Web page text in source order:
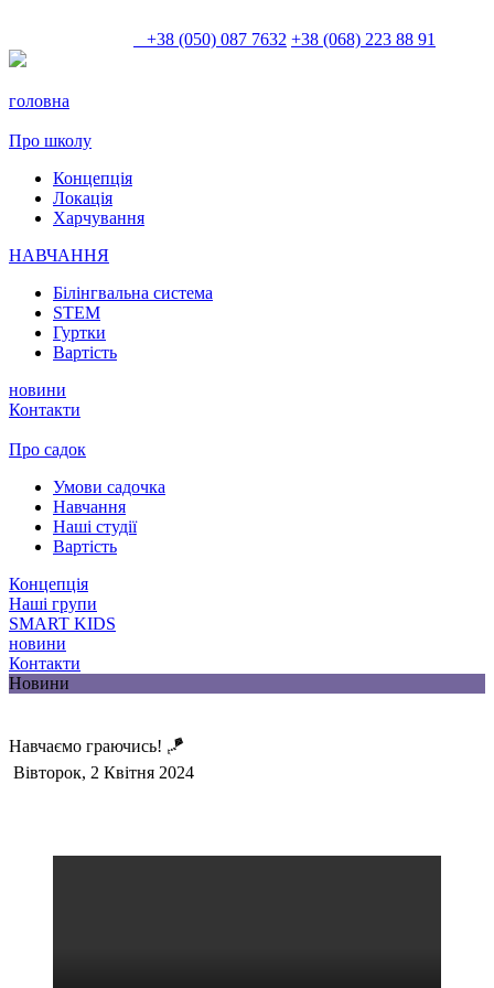
+38 (050) 087 7632 +38 (068) 223 88 91
головна
Про школу
Концепція
Локація
Харчування
НАВЧАННЯ
Білінгвальна система
STEM
Гуртки
Вартість
новини
Контакти
Про садок
Умови садочка
Навчання
Наші студії
Вартість
Концепція
Наші групи
SMART KIDS
новини
Контакти
Новини
Навчаємо граючись! 🪁
Вівторок, 2 Квітня 2024